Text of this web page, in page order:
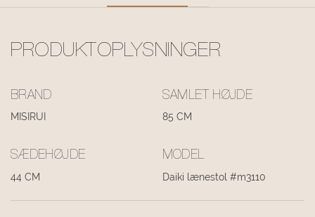
PRODUKTOPLYSNINGER
BRAND
MISIRUI
SAMLET HØJDE
85 CM
SÆDEHØJDE
44 CM
MODEL
Daiki lænestol #m3110